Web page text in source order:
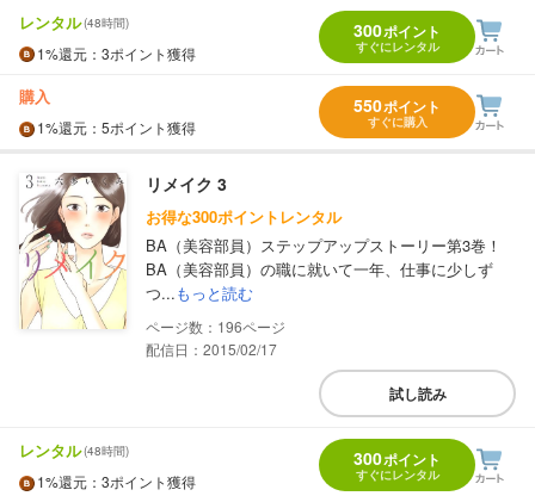
レンタル(48時間)
1%還元 ：3ポイント獲得
300ポイント
すぐにレンタル
購入
1%還元 ：5ポイント獲得
550ポイント
すぐに購入
リメイク 3
お得な300ポイントレンタル
BA（美容部員）ステップアップストーリー第3巻！
BA（美容部員）の職に就いて一年、仕事に少しず
つ...もっと読む
196
配信日：2015/02/17
試し読み
レンタル(48時間)
1%還元 ：3ポイント獲得
300ポイント
すぐにレンタル